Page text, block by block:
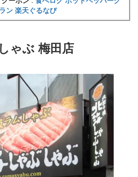
ン 楽天ぐるなび
ゃぶ 梅田店